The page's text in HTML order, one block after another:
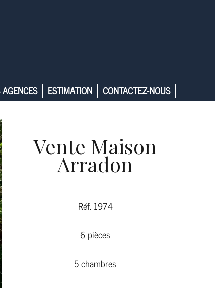
ESTIMATION CONTACTEZ-NOUS
Vente Maison
Arradon
Réf. 1974
6 pièces
5 chambres